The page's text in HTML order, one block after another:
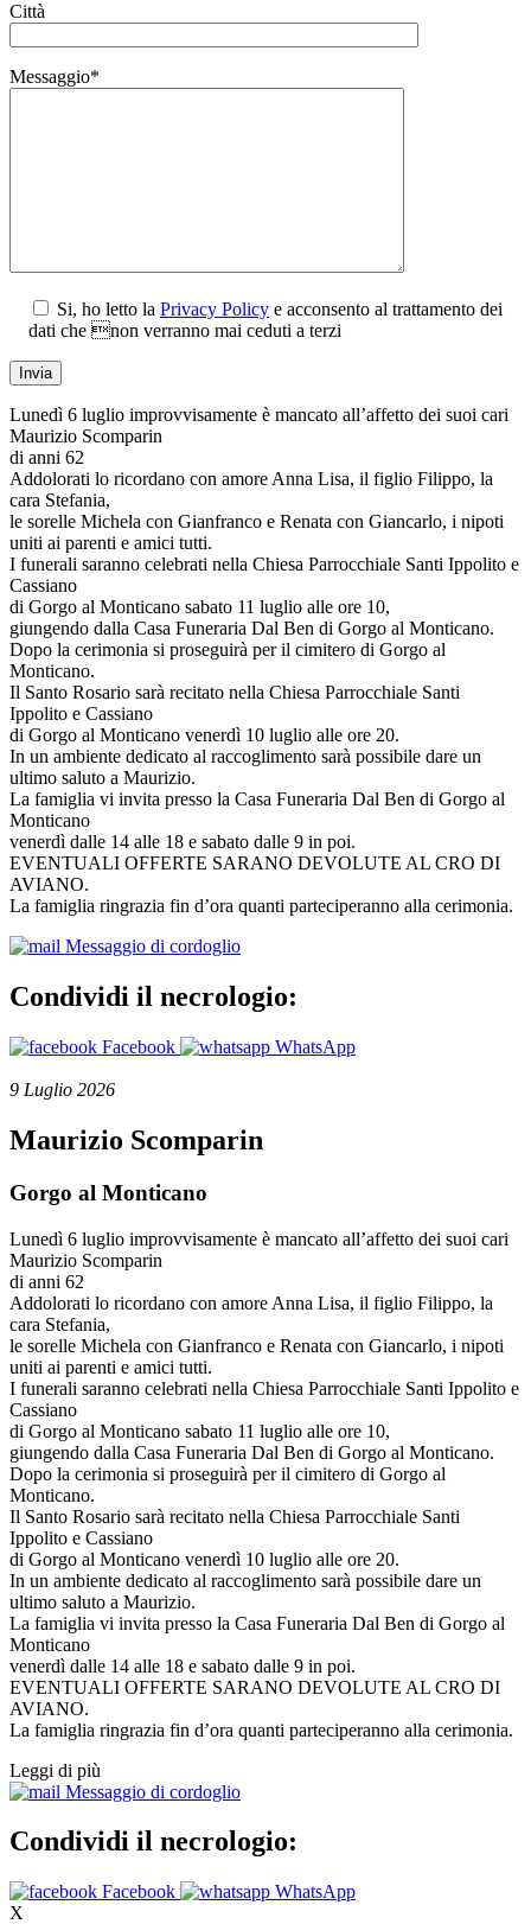
Città
Messaggio*
Si, ho letto la Privacy Policy e acconsento al trattamento dei
dati che non verranno mai ceduti a terzi
Lunedì 6 luglio improvvisamente è mancato all’affetto dei suoi cari
Maurizio Scomparin
di anni 62
Addolorati lo ricordano con amore Anna Lisa, il figlio Filippo, la
cara Stefania,
le sorelle Michela con Gianfranco e Renata con Giancarlo, i nipoti
uniti ai parenti e amici tutti.
I funerali saranno celebrati nella Chiesa Parrocchiale Santi Ippolito e
Cassiano
di Gorgo al Monticano sabato 11 luglio alle ore 10,
giungendo dalla Casa Funeraria Dal Ben di Gorgo al Monticano.
Dopo la cerimonia si proseguirà per il cimitero di Gorgo al
Monticano.
Il Santo Rosario sarà recitato nella Chiesa Parrocchiale Santi
Ippolito e Cassiano
di Gorgo al Monticano venerdì 10 luglio alle ore 20.
In un ambiente dedicato al raccoglimento sarà possibile dare un
ultimo saluto a Maurizio.
La famiglia vi invita presso la Casa Funeraria Dal Ben di Gorgo al
Monticano
venerdì dalle 14 alle 18 e sabato dalle 9 in poi.
EVENTUALI OFFERTE SARANO DEVOLUTE AL CRO DI
AVIANO.
La famiglia ringrazia fin d’ora quanti parteciperanno alla cerimonia.
Messaggio di cordoglio
Condividi il necrologio:
Facebook WhatsApp
9 Luglio 2026
Maurizio Scomparin
Gorgo al Monticano
Lunedì 6 luglio improvvisamente è mancato all’affetto dei suoi cari
Maurizio Scomparin
di anni 62
Addolorati lo ricordano con amore Anna Lisa, il figlio Filippo, la
cara Stefania,
le sorelle Michela con Gianfranco e Renata con Giancarlo, i nipoti
uniti ai parenti e amici tutti.
I funerali saranno celebrati nella Chiesa Parrocchiale Santi Ippolito e
Cassiano
di Gorgo al Monticano sabato 11 luglio alle ore 10,
giungendo dalla Casa Funeraria Dal Ben di Gorgo al Monticano.
Dopo la cerimonia si proseguirà per il cimitero di Gorgo al
Monticano.
Il Santo Rosario sarà recitato nella Chiesa Parrocchiale Santi
Ippolito e Cassiano
di Gorgo al Monticano venerdì 10 luglio alle ore 20.
In un ambiente dedicato al raccoglimento sarà possibile dare un
ultimo saluto a Maurizio.
La famiglia vi invita presso la Casa Funeraria Dal Ben di Gorgo al
Monticano
venerdì dalle 14 alle 18 e sabato dalle 9 in poi.
EVENTUALI OFFERTE SARANO DEVOLUTE AL CRO DI
AVIANO.
La famiglia ringrazia fin d’ora quanti parteciperanno alla cerimonia.
Leggi di più
Messaggio di cordoglio
Condividi il necrologio:
Facebook
WhatsApp
X